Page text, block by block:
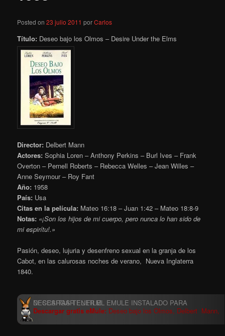
Posted on23 julio 2011 porCarlos
Título: Deseo bajo los Olmos – Desire Under the Elms
Director: Delbert Mann
Actores: Sophia Loren – Anthony Perkins – Burl Ives – Frank
Overton – Pernell Roberts – Rebecca Welles – Jean Willes –
Anne Seymour – Roy Fant
Año: 1958
País: Usa
Citas en la película: Mateo 16:18 – Juan 1:42 – Mateo 18:8-9
Notas: «¡Son los hijos de mi cuerpo, pero nunca lo han sido de
mi espirítu!.»
Pasión, deseo, lujuria y desenfreno sexual en la granja de los
Cabot, en las calurosas noches de verano, Nueva Inglaterra
1840.
Descargar gratis eMule: Deseo bajo los Olmos, Delbert Mann,